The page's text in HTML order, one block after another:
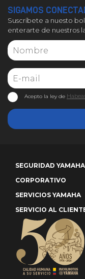
SIGAMOS
Suscríbete a nuesto
enterarte de nuestros
Acepto la ley de
SEGURIDAD YAMAHA
CORPORATIVO
SERVICIOS YAMAHA
SERVICIO AL